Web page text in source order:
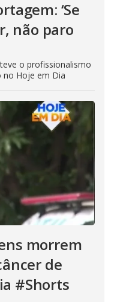
‘Se
não paro
o profissionalismo
Hoje em Dia
morrem
de
#Shorts